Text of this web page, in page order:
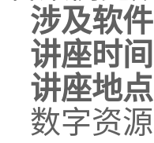
涉及软件
讲座时间
讲座地点
数字资